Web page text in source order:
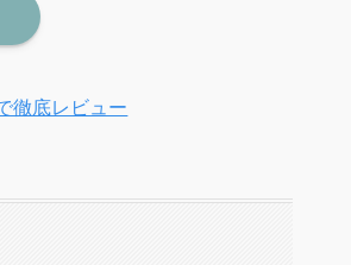
徹底レビュー